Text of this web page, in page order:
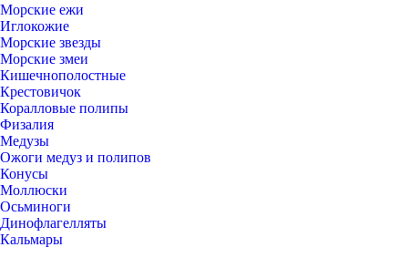
Морские ежи
Иглокожие
Морские звезды
Морские змеи
Кишечнополостные
Крестовичок
Коралловые полипы
Физалия
Медузы
Ожоги медуз и полипов
Конусы
Моллюски
Осьминоги
Динофлагелляты
Кальмары